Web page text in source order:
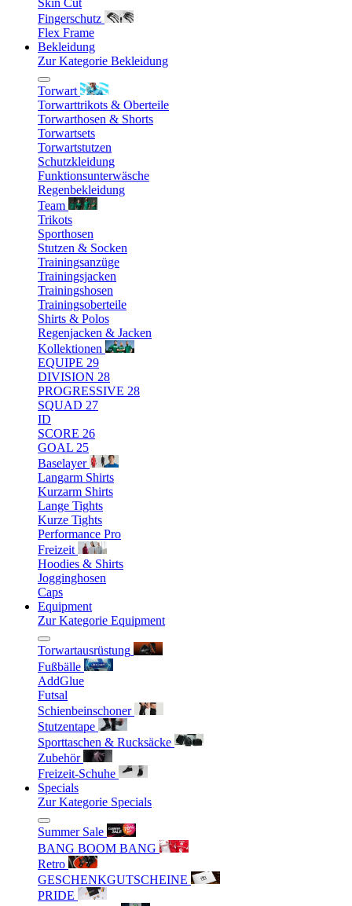
Fingerschutz
Flex Frame
Bekleidung
Zur Kategorie Bekleidung
Torwart
Torwarttrikots & Oberteile
Torwarthosen & Shorts
Torwartsets
Torwartstutzen
Schutzkleidung
Funktionsunterwäsche
Regenbekleidung
Team
Trikots
Sporthosen
Stutzen & Socken
Trainingsanzüge
Trainingsjacken
Trainingshosen
Trainingsoberteile
Shirts & Polos
Regenjacken & Jacken
Kollektionen
EQUIPE 29
DIVISION 28
PROGRESSIVE 28
SQUAD 27
ID
SCORE 26
GOAL 25
Baselayer
Langarm Shirts
Kurzarm Shirts
Lange Tights
Kurze Tights
Performance Pro
Freizeit
Hoodies & Shirts
Jogginghosen
Caps
Equipment
Zur Kategorie Equipment
Torwartausrüstung
Fußbälle
AddGlue
Futsal
Schienbeinschoner
Stutzentape
Sporttaschen & Rucksäcke
Zubehör
Freizeit-Schuhe
Specials
Zur Kategorie Specials
Summer Sale
BANG BOOM BANG
Retro
GESCHENKGUTSCHEINE
PRIDE